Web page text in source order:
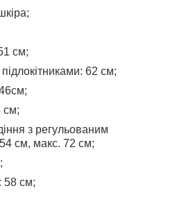
см;
62 см;
см;
з регульованим
54 см, макс. 72 см;
58 см;